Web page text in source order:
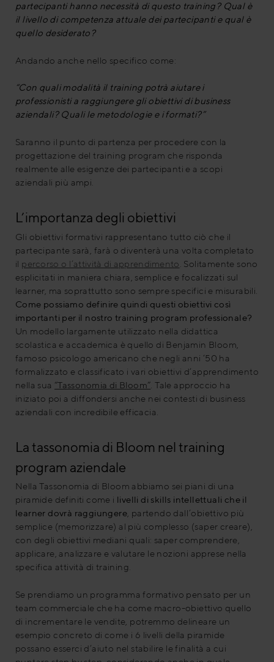
partecipanti hanno necessità di questo training? Qual è
il livello di competenza attuale dei partecipanti e qual è
quello desiderato?
Andando anche nello specifico come:
“Con quali modalità il training potrà aiutare i
professionisti a raggiungere gli obiettivi di business
aziendali? Quali le metodologie e i formati?”
Saranno il punto di partenza per procedere con la
progettazione del training program che risponda
realmente alle esigenze dei partecipanti e a scopi
aziendali più ampi.
L’importanza degli obiettivi
Gli obiettivi formativi rappresentano tutto ciò che il
partecipante sarà, farà o diventerà una volta completato
il percorso o l’attività di apprendimento . Solitamente sono
esplicitati in maniera chiara, semplice e focalizzati sul
learner, ma soprattutto sono sempre specifici e misurabili.
Come possiamo definire quindi questi obiettivi così
importanti per il nostro training program professionale?
Un modello largamente utilizzato nella didattica
scolastica e accademica è quello di Benjamin Bloom,
famoso psicologo americano che negli anni ‘50 ha
formalizzato e classificato i vari obiettivi d’apprendimento
nella sua “Tassonomia di Bloom” . Tale approccio ha
iniziato poi a diffondersi anche nei contesti di business
aziendali con incredibile efficacia.
La tassonomia di Bloom nel training
program aziendale
Nella Tassonomia di Bloom abbiamo sei piani di una
piramide definiti come i livelli di skills intellettuali che il
learner dovrà raggiungere , partendo dall’obiettivo più
semplice (memorizzare) al più complesso (saper creare),
con degli obiettivi mediani quali: saper comprendere,
applicare, analizzare e valutare le nozioni apprese nella
specifica attività di training.
Se prendiamo un programma formativo pensato per un
team commerciale che ha come macro-obiettivo quello
di incrementare le vendite, potremmo delineare un
esempio concreto di come i 6 livelli della piramide
possano esserci d’aiuto nel stabilire le finalità a cui